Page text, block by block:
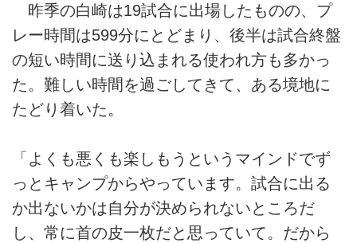
昨季の白崎は19試合に出場したものの、プ
レー時間は599分にとどまり、後半は試合終盤
の短い時間に送り込まれる使われ方も多かっ
た。難しい時間を過ごしてきて、ある境地に
たどり着いた。
「よくも悪くも楽しもうというマインドでず
っとキャンプからやっています。試合に出る
か出ないかは自分が決められないところだ
し、常に首の皮一枚だと思っていて。だから